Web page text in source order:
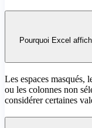
Pourquoi Excel
Les espaces masqués,
ou les colonnes non
considérer certaines